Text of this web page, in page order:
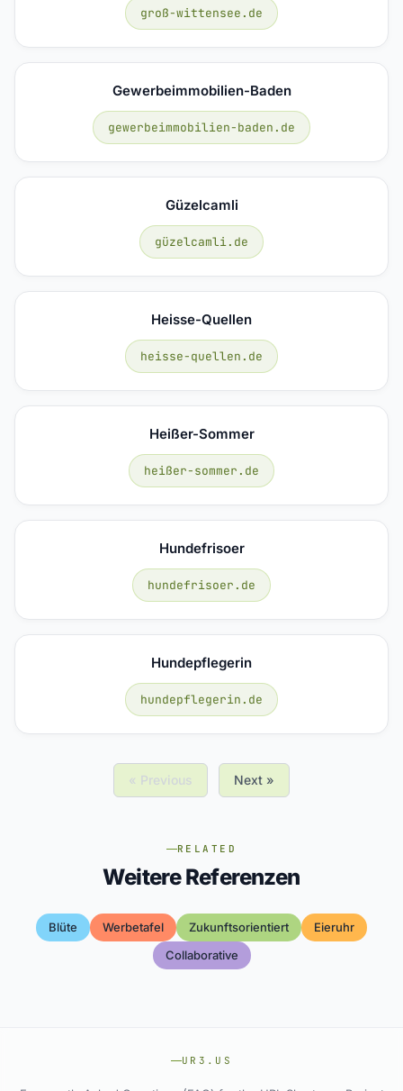
groß-wittensee.de
Gewerbeimmobilien-Baden
gewerbeimmobilien-baden.de
Güzelcamli
güzelcamli.de
Heisse-Quellen
heisse-quellen.de
Heißer-Sommer
heißer-sommer.de
Hundefrisoer
hundefrisoer.de
Hundepflegerin
hundepflegerin.de
« Previous Next »
RELATED
Weitere Referenzen
Blüte Werbetafel Zukunftsorientiert
Eieruhr
Collaborative
UR3.US